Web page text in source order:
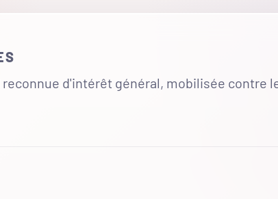
reconnue d'intérêt général, mobilisée contre